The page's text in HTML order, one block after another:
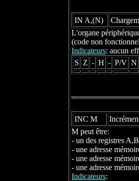
IN A,(N)
L'organe
(code non
Indicateurs: aucun
S Z - H - P/V N
INC M
M peut être:
- un des registres
- une adresse
- une adresse
- une adresse
Indicateurs: